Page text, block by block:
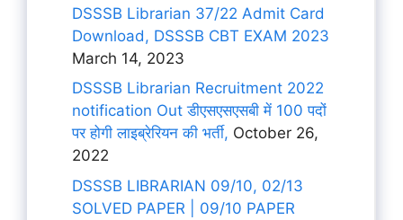
DSSSB Librarian 37/22 Admit Card
Download, DSSSB CBT EXAM 2023
March 14, 2023
DSSSB Librarian Recruitment 2022
notification Out डीएसएसएसबी में 100 पदों
पर होगी लाइब्रेरियन की भर्ती, October 26,
2022
DSSSB LIBRARIAN 09/10, 02/13
SOLVED PAPER | 09/10 PAPER